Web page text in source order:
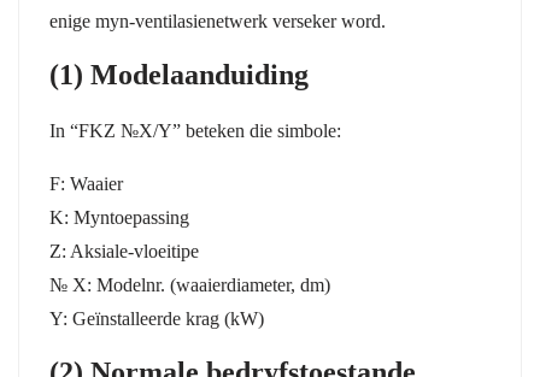
enige myn-ventilasienetwerk verseker word.
(1) Modelaanduiding
In “FKZ №X/Y” beteken die simbole:
F: Waaier
K: Myntoepassing
Z: Aksiale-vloeitipe
№ X: Modelnr. (waaierdiameter, dm)
Y: Geïnstalleerde krag (kW)